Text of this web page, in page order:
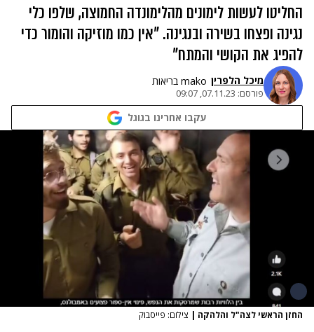
החליטו לעשות לימונים מהלימונדה החמוצה, שלפו כלי
נגינה ופצחו בשירה ובנגינה. "אין כמו מוזיקה והומור כדי
להפיג את הקושי והמתח"
מיכל הלפרין mako בריאות
פורסם: 07.11.23, 09:07
עקבו אחרינו בגוגל
החזן הראשי לצה"ל והלהקה | צילום: פייסבוק